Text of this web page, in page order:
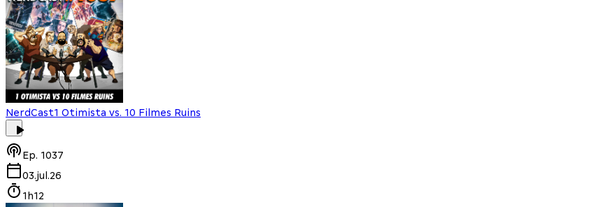
NerdCast1 Otimista vs. 10 Filmes Ruins
Ep. 1037
03.jul.26
1h12